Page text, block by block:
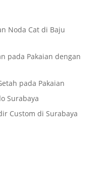
Noda Cat di Baju
pada Pakaian dengan
pada Pakaian
Surabaya
Custom di Surabaya